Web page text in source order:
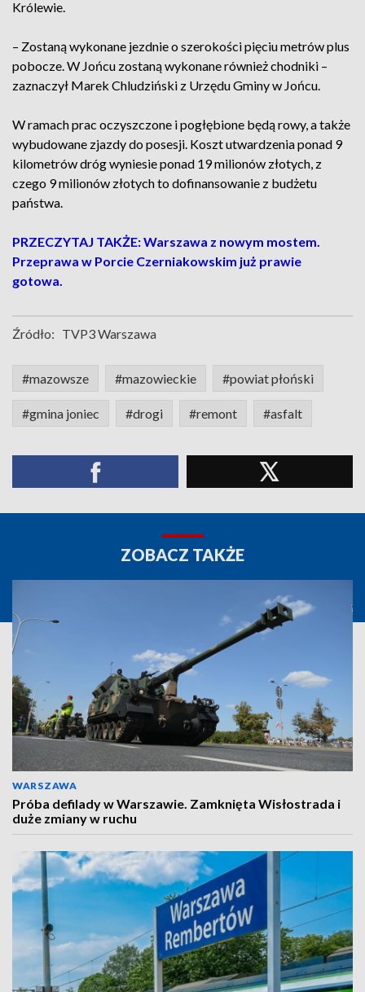
Królewie.
– Zostaną wykonane jezdnie o szerokości pięciu metrów plus
pobocze. W Jońcu zostaną wykonane również chodniki –
zaznaczył Marek Chludziński z Urzędu Gminy w Jońcu.
W ramach prac oczyszczone i pogłębione będą rowy, a także
wybudowane zjazdy do posesji. Koszt utwardzenia ponad 9
kilometrów dróg wyniesie ponad 19 milionów złotych, z
czego 9 milionów złotych to dofinansowanie z budżetu
państwa.
PRZECZYTAJ TAKŻE: Warszawa z nowym mostem.
Przeprawa w Porcie Czerniakowskim już prawie
gotowa.
Źródło: TVP3 Warszawa
#mazowsze #mazowieckie #powiat płoński
#gmina joniec #drogi #remont #asfalt
ZOBACZ TAKŻE
WARSZAWA
Próba defilady w Warszawie. Zamknięta Wisłostrada i
duże zmiany w ruchu